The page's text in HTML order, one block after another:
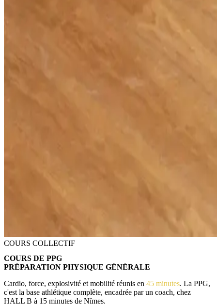
COURS COLLECTIF
COURS DE PPG
PRÉPARATION PHYSIQUE GÉNÉRALE
Cardio, force, explosivité et mobilité réunis en 45 minutes. La PPG,
c'est la base athlétique complète, encadrée par un coach, chez
HALL B à 15 minutes de Nîmes.